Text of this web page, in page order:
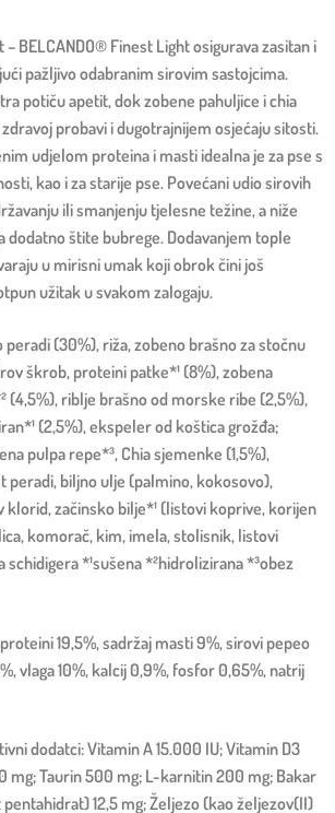
BELCANDO® Finest Light osigurava zasitan i
pažljivo odabranim sirovim sastojcima.
potiču apetit, dok zobene pahuljice i chia
probavi i dugotrajnijem osjećaju sitosti.
udjelom proteina i masti idealna je za pse s
kao i za starije pse. Povećani udio sirovih
ili smanjenju tjelesne težine, a niže
dodatno štite bubrege. Dodavanjem tople
u mirisni umak koji obrok čini još
užitak u svakom zalogaju.
peradi (30%), riža, zobeno brašno za stočnu
škrob, proteini patke*¹ (8%), zobena
(4,5%), riblje brašno od morske ribe (2,5%),
(2,5%), ekspeler od koštica grožđa;
pulpa repe*³, Chia sjemenke (1,5%),
peradi, biljno ulje (palmino, kokosovo),
klorid, začinsko bilje*¹ (listovi koprive, korijen
komorač, kim, imela, stolisnik, listovi
schidigera *¹sušena *²hidrolizirana *³obez
proteini 19,5%, sadržaj masti 9%, sirovi pepeo
vlaga 10%, kalcij 0,9%, fosfor 0,65%, natrij
dodatci: Vitamin A 15.000 IU; Vitamin D3
mg; Taurin 500 mg; L-karnitin 200 mg; Bakar
12,5 mg; Željezo (kao željezov(II)